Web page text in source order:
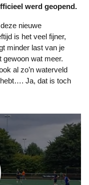
werd geopend.
is het veel fijner,
minder last van je
gewoon wat meer.
al zo’n waterveld
hebt…. Ja, dat is toch
THE VIDEO